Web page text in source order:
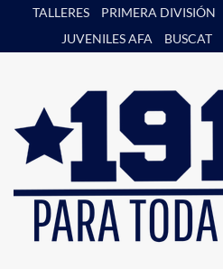
content
TALLERES PRIMERA DIVISIÓN
JUVENILES AFA
BUSCAT